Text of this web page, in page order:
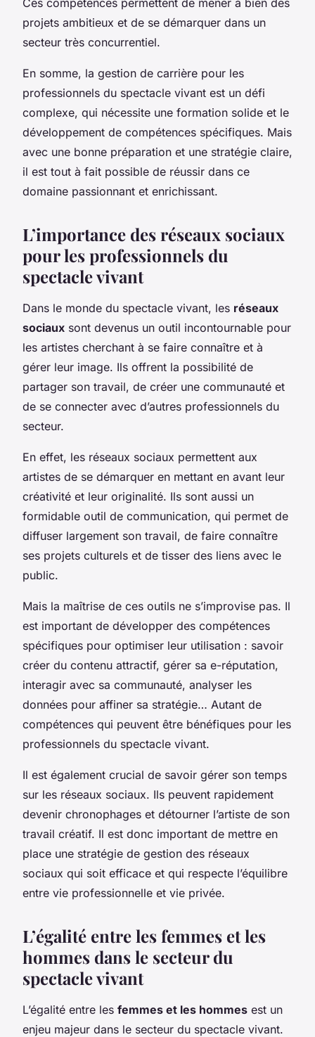
projets ambitieux et de se démarquer dans un
secteur très concurrentiel.
En somme, la gestion de carrière pour les
professionnels du spectacle vivant est un défi
complexe, qui nécessite une formation solide et le
développement de compétences spécifiques. Mais
avec une bonne préparation et une stratégie claire,
il est tout à fait possible de réussir dans ce
domaine passionnant et enrichissant.
L’importance des réseaux sociaux
pour les professionnels du
spectacle vivant
Dans le monde du spectacle vivant, les réseaux
sociaux sont devenus un outil incontournable pour
les artistes cherchant à se faire connaître et à
gérer leur image. Ils offrent la possibilité de
partager son travail, de créer une communauté et
de se connecter avec d’autres professionnels du
secteur.
En effet, les réseaux sociaux permettent aux
artistes de se démarquer en mettant en avant leur
créativité et leur originalité. Ils sont aussi un
formidable outil de communication, qui permet de
diffuser largement son travail, de faire connaître
ses projets culturels et de tisser des liens avec le
public.
Mais la maîtrise de ces outils ne s’improvise pas. Il
est important de développer des compétences
spécifiques pour optimiser leur utilisation : savoir
créer du contenu attractif, gérer sa e-réputation,
interagir avec sa communauté, analyser les
données pour affiner sa stratégie… Autant de
compétences qui peuvent être bénéfiques pour les
professionnels du spectacle vivant.
Il est également crucial de savoir gérer son temps
sur les réseaux sociaux. Ils peuvent rapidement
devenir chronophages et détourner l’artiste de son
travail créatif. Il est donc important de mettre en
place une stratégie de gestion des réseaux
sociaux qui soit efficace et qui respecte l’équilibre
entre vie professionnelle et vie privée.
L’égalité entre les femmes et les
hommes dans le secteur du
spectacle vivant
L’égalité entre les femmes et les hommes est un
enjeu majeur dans le secteur du spectacle vivant.